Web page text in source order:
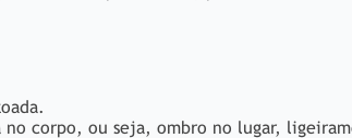
no corpo, ou seja, ombro no lugar,